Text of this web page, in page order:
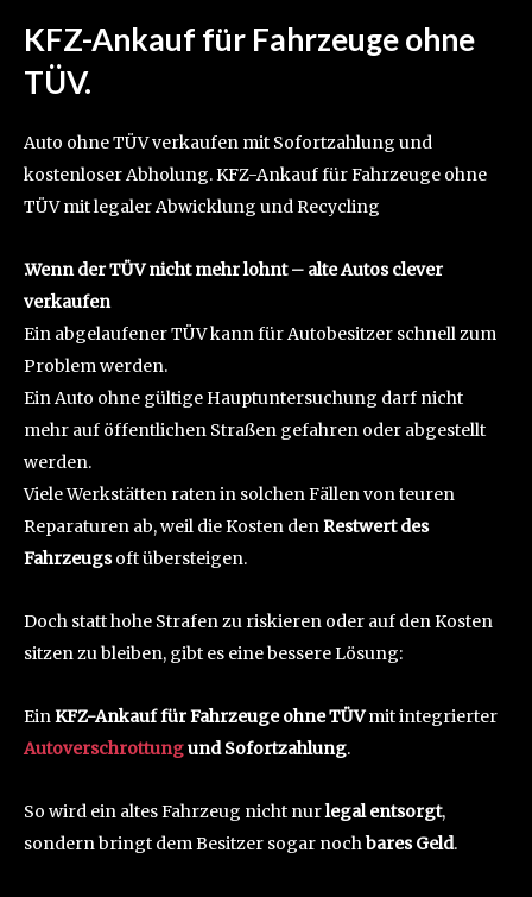
KFZ-Ankauf für Fahrzeuge ohne
TÜV.
Auto ohne TÜV verkaufen mit Sofortzahlung und
kostenloser Abholung. KFZ-Ankauf für Fahrzeuge ohne
TÜV mit legaler Abwicklung und Recycling
.Wenn der TÜV nicht mehr lohnt – alte Autos clever
verkaufen
Ein abgelaufener TÜV kann für Autobesitzer schnell zum
Problem werden.
Ein Auto ohne gültige Hauptuntersuchung darf nicht
mehr auf öffentlichen Straßen gefahren oder abgestellt
werden.
Viele Werkstätten raten in solchen Fällen von teuren
Reparaturen ab, weil die Kosten denRestwert des
Fahrzeugsoft übersteigen.
Doch statt hohe Strafen zu riskieren oder auf den Kosten
sitzen zu bleiben, gibt es eine bessere Lösung:
EinKFZ-Ankauf für Fahrzeuge ohne TÜVmit integrierter
Autoverschrottungund Sofortzahlung.
So wird ein altes Fahrzeug nicht nurlegal entsorgt,
sondern bringt dem Besitzer sogar nochbares Geld.